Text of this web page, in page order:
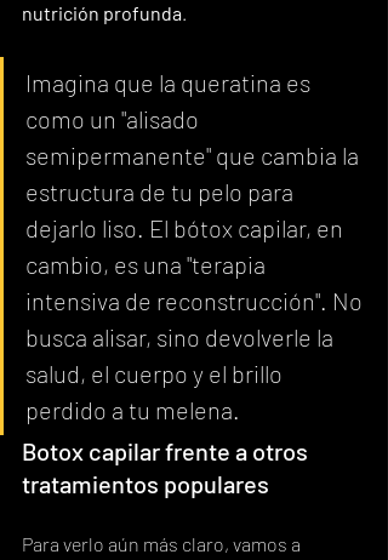
nutrición profunda.
Imagina que la queratina es
como un "alisado
semipermanente" que cambia la
estructura de tu pelo para
dejarlo liso. El bótox capilar, en
cambio, es una "terapia
intensiva de reconstrucción". No
busca alisar, sino devolverle la
salud, el cuerpo y el brillo
perdido a tu melena.
Botox capilar frente a otros
tratamientos populares
Para verlo aún más claro, vamos a